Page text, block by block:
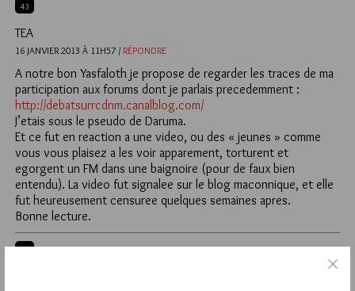
43
TEA
16 JANVIER 2013 À 11H57 / RÉPONDRE
A notre bon Yasfaloth je propose de regarder les traces de ma
participation aux forums dont je parlais precedemment :
http://debatsurrcdnm.canalblog.com/
J’etais sous le pseudo de Daruma.
Et ce fut en reaction a une video, ou des « jeunes » comme
vous vous plaisez a les voir apparement, torturent et
egorgent un FM dans une baignoire (pour de faux bien
entendu). La video fut signalee sur le blog maconnique, et elle
fut heureusement censuree quelques semaines apres.
Bonne lecture.
42